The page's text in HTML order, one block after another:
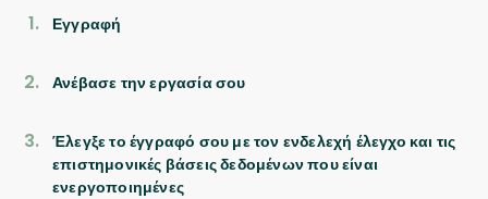
Εγγραφή
Ανέβασε την εργασία σου
Έλεγξε το έγγραφό σου με τον ενδελεχή έλεγχο και τις
επιστημονικές βάσεις δεδομένων που είναι
ενεργοποιημένες